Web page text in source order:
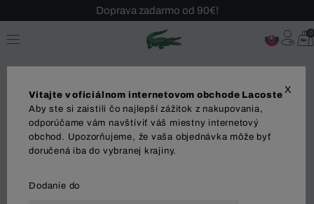
Doprava zadarmo od 90€!
Sezónny výpredaj až -40 %!
Bezplatné vrátenie!
0
DETI BOYS GIRLS ACCESSORIES
X
Vitajte v oficiálnom internetovom obchode Lacoste
Aby ste si zaistili čo najlepší zážitok z nakupovania,
odporúčame vám navštíviť váš miestny internetový
obchod. Upozorňujeme, že vaša objednávka môže byť
doručená iba do vybranej krajiny.
Dodanie do